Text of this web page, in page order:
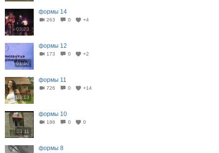
03:23
формы 14
263 0 +4
01:10
формы 12
173 0 +2
03:13
формы 11
726 0 +14
03:11
формы 10
186 0 0
формы 8